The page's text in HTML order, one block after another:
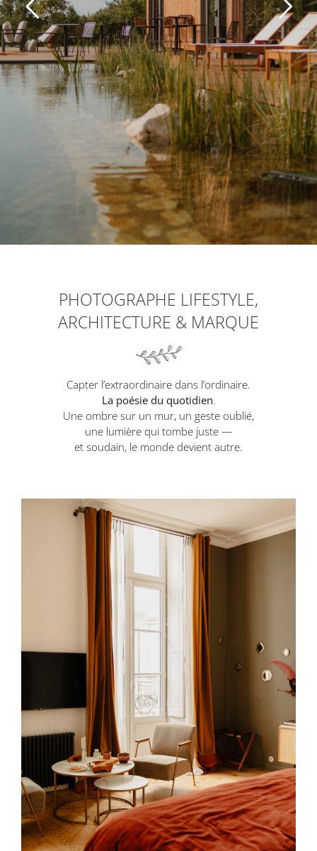
PHOTOGRAPHE LIFESTYLE,
ARCHITECTURE & MARQUE
Capter l’extraordinaire dans l’ordinaire.
La poésie du quotidien.
Une ombre sur un mur, un geste oublié,
une lumière qui tombe juste —
et soudain, le monde devient autre.